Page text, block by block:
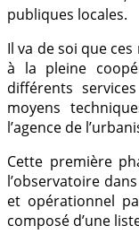
publiques locales.
Il va de soi que
à la pleine
différents
moyens
l’agence de
Cette première
l’observatoire
et opérationnel
composé d’une